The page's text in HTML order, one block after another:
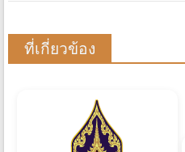
ที่เกี่ยวข้อง